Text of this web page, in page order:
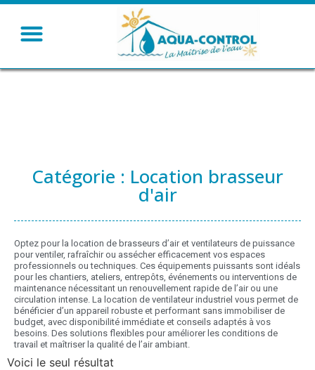
Catégorie : Location brasseur
d'air
Optez pour la location de brasseurs d’air et ventilateurs de puissance
pour ventiler, rafraîchir ou assécher efficacement vos espaces
professionnels ou techniques. Ces équipements puissants sont idéals
pour les chantiers, ateliers, entrepôts, événements ou interventions de
maintenance nécessitant un renouvellement rapide de l’air ou une
circulation intense. La location de ventilateur industriel vous permet de
bénéficier d’un appareil robuste et performant sans immobiliser de
budget, avec disponibilité immédiate et conseils adaptés à vos
besoins. Des solutions flexibles pour améliorer les conditions de
travail et maîtriser la qualité de l’air ambiant.
Voici le seul résultat